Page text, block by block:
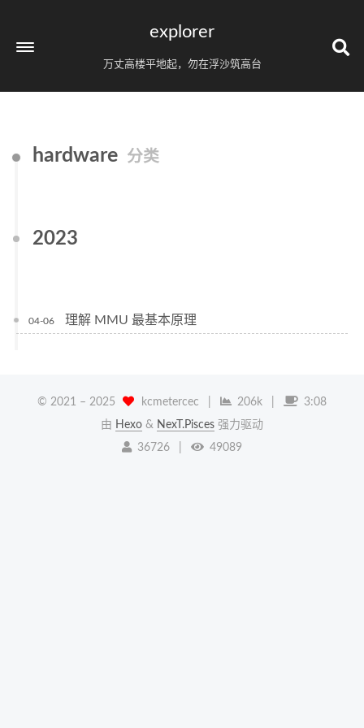
explorer
万丈高楼平地起，勿在浮沙筑高台
hardware 分类
2023
04-06 理解 MMU 最基本原理
© 2021 – 2025 kcmetercec 206k
3:08
由 Hexo & NexT.Pisces 强力驱动
36726
49089